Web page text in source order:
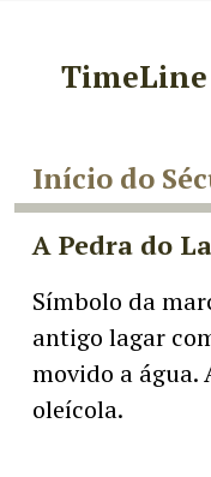
TimeLine
Início do
A Pedra do
Símbolo da
antigo lagar
movido a água.
oleícola.